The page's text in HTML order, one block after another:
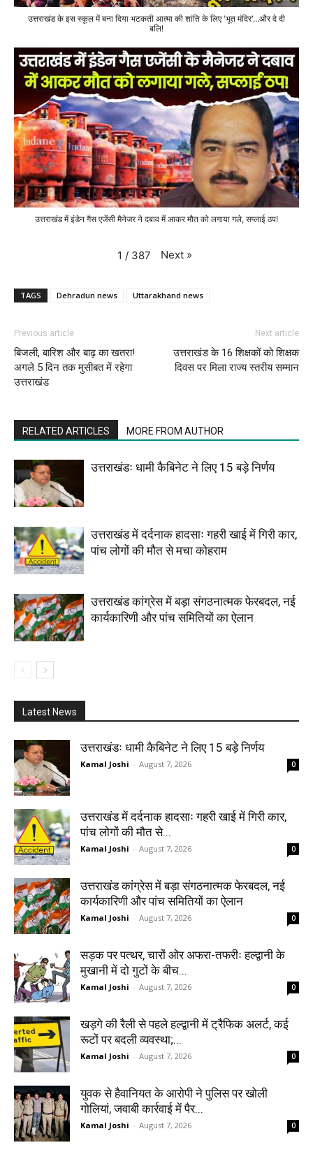
उत्तराखंड के इस स्कूल में बना दिया भटकती आत्मा की शांति के लिए 'भूत मंदिर'...और दे दी
बलि!
उत्तराखंड में इंडेन गैस एजेंसी मैनेजर ने दबाव में आकर मौत को लगाया गले, सप्लाई ठप!
1 / 387 Next »
TAGS Dehradun news Uttarakhand news
Previous article
बिजली, बारिश और बाढ़ का खतरा!
अगले 5 दिन तक मुसीबत में रहेगा
उत्तराखंड
Next article
उत्तराखंड के 16 शिक्षकों को शिक्षक
दिवस पर मिला राज्य स्तरीय सम्मान
RELATED ARTICLES MORE FROM AUTHOR
उत्तराखंडः धामी कैबिनेट ने लिए 15 बड़े निर्णय
उत्तराखंड में दर्दनाक हादसाः गहरी खाई में गिरी कार,
पांच लोगों की मौत से मचा कोहराम
उत्तराखंड कांग्रेस में बड़ा संगठनात्मक फेरबदल, नई
कार्यकारिणी और पांच समितियों का ऐलान
Latest News
उत्तराखंडः धामी कैबिनेट ने लिए 15 बड़े निर्णय
Kamal Joshi - August 7, 2026 0
उत्तराखंड में दर्दनाक हादसाः गहरी खाई में गिरी कार,
पांच लोगों की मौत से...
Kamal Joshi - August 7, 2026 0
उत्तराखंड कांग्रेस में बड़ा संगठनात्मक फेरबदल, नई
कार्यकारिणी और पांच समितियों का ऐलान
Kamal Joshi - August 7, 2026 0
सड़क पर पत्थर, चारों ओर अफरा-तफरीः हल्द्वानी के
मुखानी में दो गुटों के बीच...
Kamal Joshi - August 7, 2026 0
खड़गे की रैली से पहले हल्द्वानी में ट्रैफिक अलर्ट, कई
रूटों पर बदली व्यवस्था;...
Kamal Joshi - August 7, 2026 0
युवक से हैवानियत के आरोपी ने पुलिस पर खोली
गोलियां, जवाबी कार्रवाई में पैर...
Kamal Joshi - August 7, 2026 0